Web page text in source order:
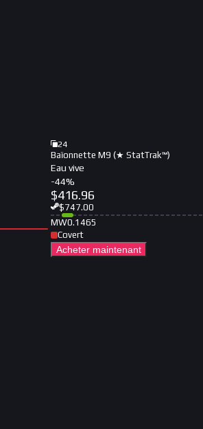
24
Baïonnette M9 (★ StatTrak™)
Eau vive
-44%
$416.96
$747.00
MW0.1465
Covert
Acheter maintenant